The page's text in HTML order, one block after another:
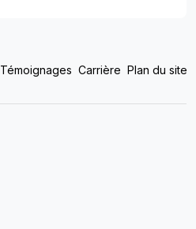
Témoignages Carrière Plan du site